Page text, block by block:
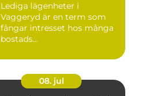
Lediga lägenheter i
Vaggeryd är en term som
fångar intresset hos många
bostads...
08. jul